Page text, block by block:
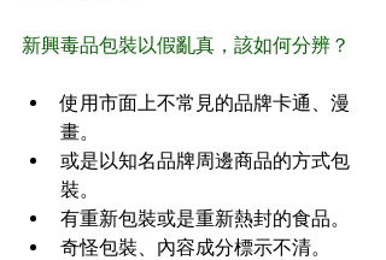
新興毒品包裝以假亂真，該如何分辨？
使用市面上不常見的品牌卡通、漫
畫。
或是以知名品牌周邊商品的方式包
裝。
有重新包裝或是重新熱封的食品。
奇怪包裝、內容成分標示不清。